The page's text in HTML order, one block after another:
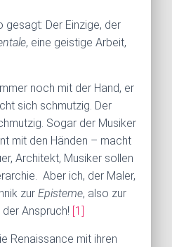
gesagt: Der Einzige, der
, eine geistige Arbeit,
noch mit der Hand, er
sich schmutzig. Der
Sogar der Musiker
mit den Händen – macht
Architekt, Musiker sollen
Aber ich, der Maler,
zur Episteme, also zur
Anspruch! [1]
Renaissance mit ihren